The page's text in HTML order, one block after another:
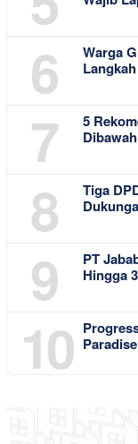
6
Warga
7
5
8
Tiga
9
PT
Hingga
10